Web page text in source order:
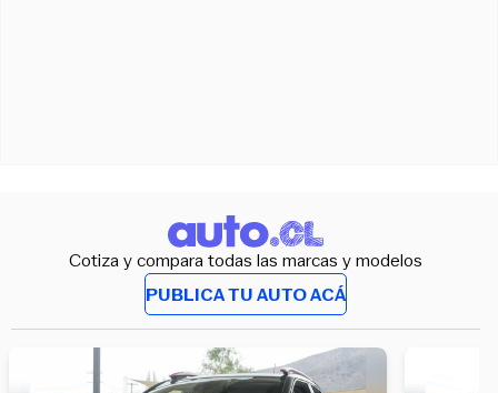
Cotiza y compara todas las marcas y modelos
PUBLICA TU AUTO ACÁ